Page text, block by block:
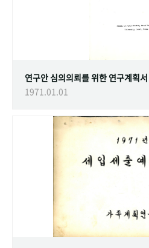
연구안 심의의뢰를 위한 연구계획서
1971.01.01